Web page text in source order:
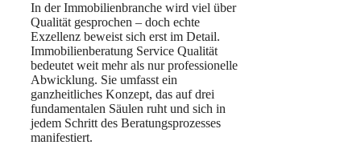
In der Immobilienbranche wird viel über
Qualität gesprochen – doch echte
Exzellenz beweist sich erst im Detail.
Immobilienberatung Service Qualität
bedeutet weit mehr als nur professionelle
Abwicklung. Sie umfasst ein
ganzheitliches Konzept, das auf drei
fundamentalen Säulen ruht und sich in
jedem Schritt des Beratungsprozesses
manifestiert.